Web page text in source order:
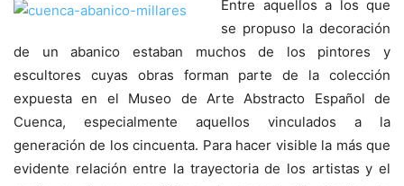
Entre aquellos a los que
se propuso la decoración
de un abanico estaban muchos de los pintores y
escultores cuyas obras forman parte de la colección
expuesta en el Museo de Arte Abstracto Español de
Cuenca, especialmente aquellos vinculados a la
generación de los cincuenta. Para hacer visible la más que
evidente relación entre la trayectoria de los artistas y el